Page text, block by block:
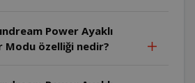
özelliği nedir?